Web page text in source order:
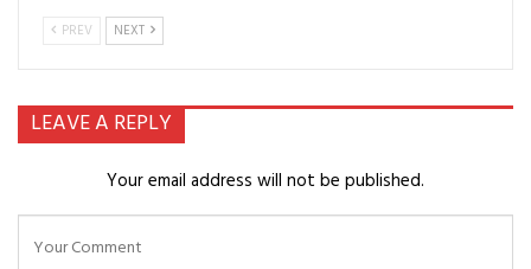
PREV NEXT
LEAVE A REPLY
Your email address will not be published.